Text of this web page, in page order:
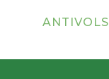
ANTIVOLS